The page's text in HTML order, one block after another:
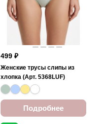
499 ₽
Женские трусы слипы из
хлопка (Арт. 5368LUF)
Подробнее